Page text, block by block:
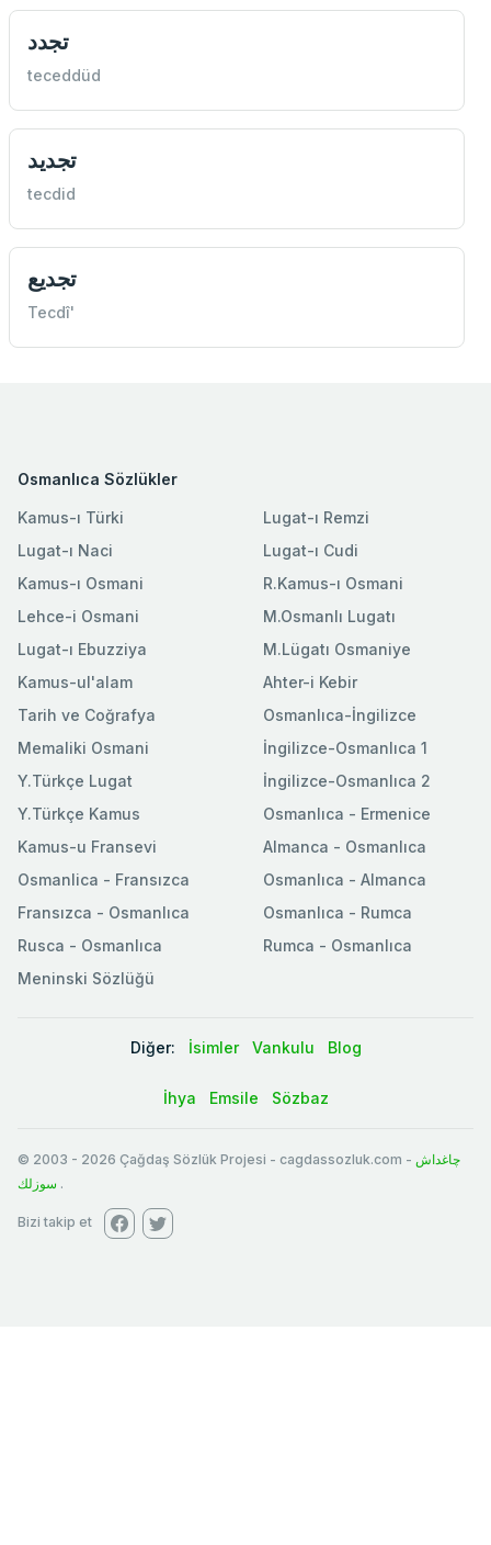
تجدد
teceddüd
تجديد
tecdid
تجديع
Tecdî'
Osmanlıca Sözlükler
Kamus-ı Türki
Lugat-ı Naci
Kamus-ı Osmani
Lehce-i Osmani
Lugat-ı Ebuzziya
Lugat-ı Remzi
Lugat-ı Cudi
R.Kamus-ı Osmani
M.Osmanlı Lugatı
M.Lügatı Osmaniye
Kamus-ul'alam
Tarih ve Coğrafya
Memaliki Osmani
Y.Türkçe Lugat
Y.Türkçe Kamus
Ahter-i Kebir
Osmanlıca-İngilizce
İngilizce-Osmanlıca 1
İngilizce-Osmanlıca 2
Osmanlıca - Ermenice
Kamus-u Fransevi
Osmanlica - Fransızca
Fransızca - Osmanlıca
Rusca - Osmanlıca
Meninski Sözlüğü
Almanca - Osmanlıca
Osmanlıca - Almanca
Osmanlıca - Rumca
Rumca - Osmanlıca
Diğer: İsimler Vankulu Blog
İhya Emsile Sözbaz
© 2003 - 2026 Çağdaş Sözlük Projesi - cagdassozluk.com - چاغداش
سوزلك .
Bizi takip et